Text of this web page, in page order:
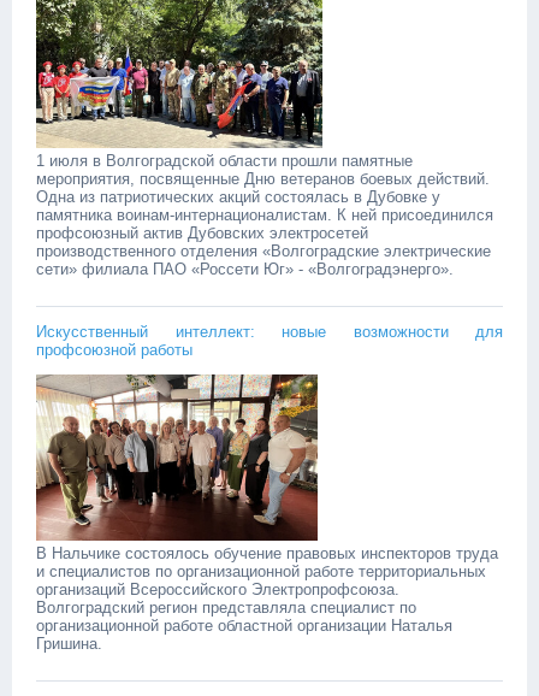
1 июля в Волгоградской области прошли памятные
мероприятия, посвященные Дню ветеранов боевых действий.
Одна из патриотических акций состоялась в Дубовке у
памятника воинам-интернационалистам. К ней присоединился
профсоюзный актив Дубовских электросетей
производственного отделения «Волгоградские электрические
сети» филиала ПАО «Россети Юг» - «Волгоградэнерго».
Искусственный интеллект: новые возможности для
профсоюзной работы
В Нальчике состоялось обучение правовых инспекторов труда
и специалистов по организационной работе территориальных
организаций Всероссийского Электропрофсоюза.
Волгоградский регион представляла специалист по
организационной работе областной организации Наталья
Гришина. ‎